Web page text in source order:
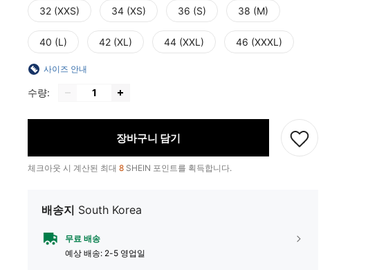
32 (XXS) 34 (XS) 36 (S) 38 (M)
40 (L) 42 (XL) 44 (XXL) 46 (XXXL)
사이즈 안내
수량:
장바구니 담기
체크아웃 시 계산된 최대 8 SHEIN 포인트를 획득합니다.
배송지 South Korea
무료 배송
예상 배송: 2-5 영업일